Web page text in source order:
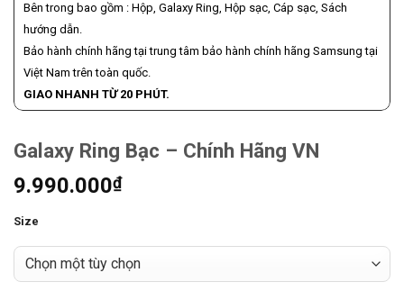
Bên trong bao gồm : Hộp, Galaxy Ring, Hộp sạc, Cáp sạc, Sách
hướng dẫn.
Bảo hành chính hãng tại trung tâm bảo hành chính hãng Samsung tại
Việt Nam trên toàn quốc.
GIAO NHANH TỪ 20 PHÚT.
Galaxy Ring Bạc – Chính Hãng VN
9.990.000₫
Size